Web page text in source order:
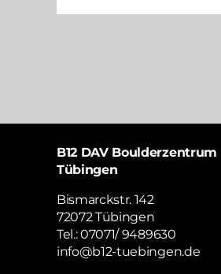
B12 DAV Boulderzentrum
Tübingen
Bismarckstr. 142
72072 Tübingen
Tel.: 07071/ 9489630
info@b12-tuebingen.de